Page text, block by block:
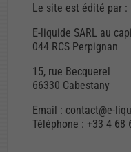
Le site est édité par :
E-liquide SARL au
044 RCS Perpignan
15, rue Becquerel
66330 Cabestany
Email : contact@e-
Téléphone : +33 4 68